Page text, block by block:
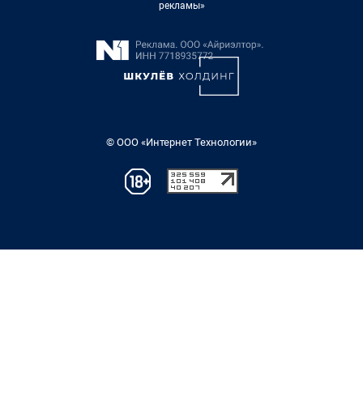
рекламы»
© ООО «Интернет Технологии»